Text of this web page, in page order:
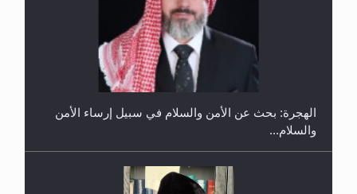
إتمام حفظ القرآن الكريم لثلاثة طلاب من مدرسة الحفظ
الهجرة: بحث عن الأمن والسلام في سبيل إرساء الأمن
والسلام...